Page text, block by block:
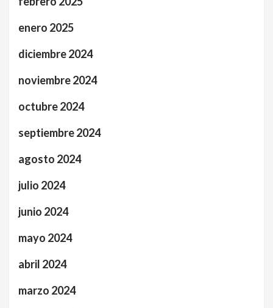
enero 2025
diciembre 2024
noviembre 2024
octubre 2024
septiembre 2024
agosto 2024
julio 2024
junio 2024
mayo 2024
abril 2024
marzo 2024